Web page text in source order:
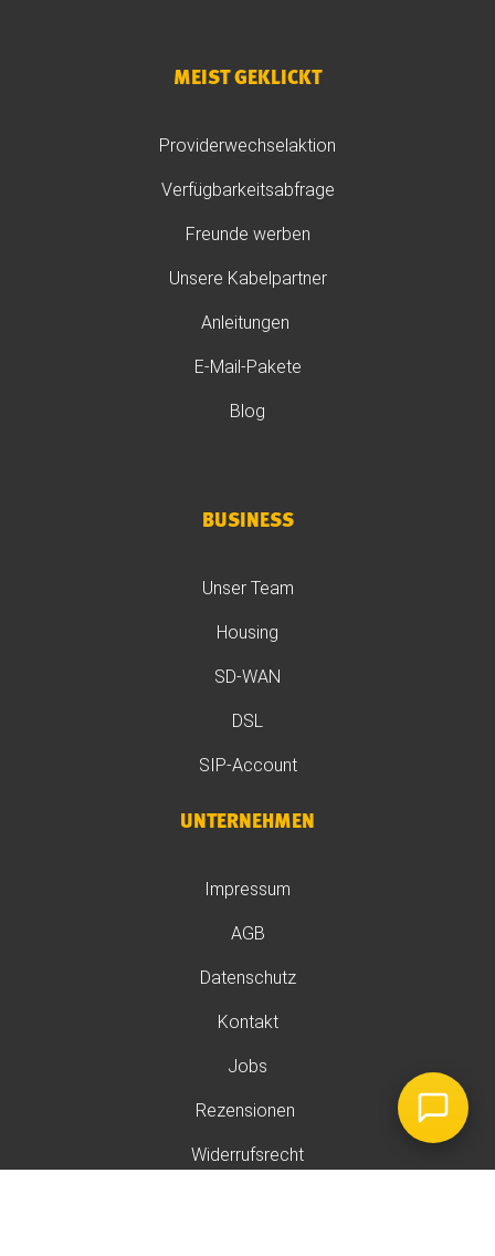
MEIST GEKLICKT
Providerwechselaktion
Verfügbarkeitsabfrage
Freunde werben
Unsere Kabelpartner
Anleitungen
E-Mail-Pakete
Blog
BUSINESS
Unser Team
Housing
SD-WAN
DSL
SIP-Account
UNTERNEHMEN
Impressum
AGB
Datenschutz
Kontakt
Jobs
Rezensionen
Widerrufsrecht